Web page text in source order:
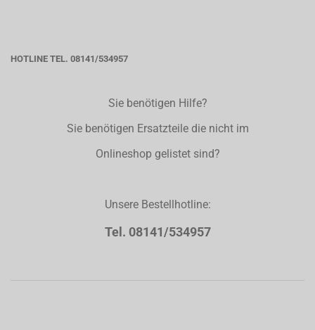
HOTLINE TEL. 08141/534957
Sie benötigen Hilfe?
Sie benötigen Ersatzteile die nicht im
Onlineshop gelistet sind?
Unsere Bestellhotline:
Tel. 08141/534957